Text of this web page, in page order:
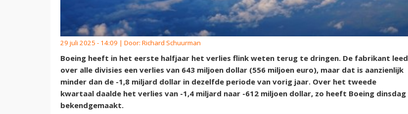
29 juli 2025 - 14:09 | Door: Richard Schuurman
Boeing heeft in het eerste halfjaar het verlies flink weten terug te dringen. De fabrikant leed
over alle divisies een verlies van 643 miljoen dollar (556 miljoen euro), maar dat is aanzienlijk
minder dan de -1,8 miljard dollar in dezelfde periode van vorig jaar. Over het tweede
kwartaal daalde het verlies van -1,4 miljard naar -612 miljoen dollar, zo heeft Boeing dinsdag
bekendgemaakt.